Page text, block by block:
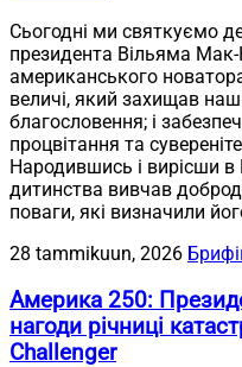
Сьогодні ми святкуємо
президента Вільяма
американського
величі, який захищав
благословення; і
процвітання та
Народившись і вирісши в
дитинства вивчав
поваги, які визначили
28 tammikuun, 2026
Америка 250:
нагоди річниці
Challenger